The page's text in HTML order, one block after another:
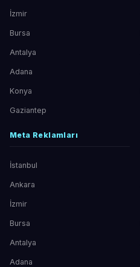
İzmir
Bursa
Antalya
Adana
Konya
Gaziantep
Meta Reklamları
İstanbul
Ankara
İzmir
Bursa
Antalya
Adana